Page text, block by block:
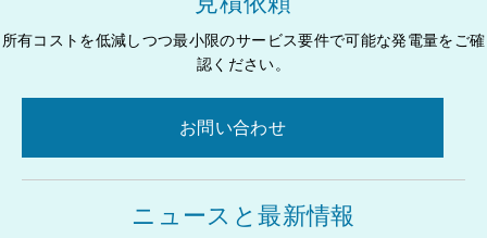
所有コストを低減しつつ最小限のサービス要件で可能な発電量をご確
認ください。
お問い合わせ
ニュースと最新情報